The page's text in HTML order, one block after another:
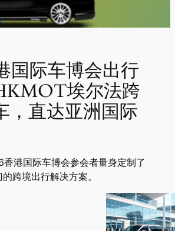
国际车博会出行
埃尔法跨
，直达亚洲国际
港国际车博会参会者量身定制了
跨境出行解决方案。